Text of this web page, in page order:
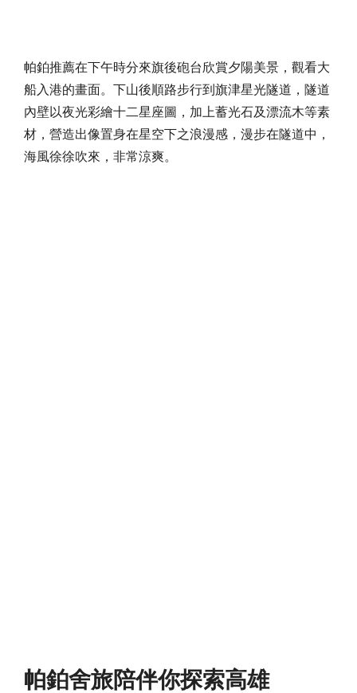
帕鉑推薦在下午時分來旗後砲台欣賞夕陽美景，觀看大
船入港的畫面。下山後順路步行到旗津星光隧道，隧道
內壁以夜光彩繪十二星座圖，加上蓄光石及漂流木等素
材，營造出像置身在星空下之浪漫感，漫步在隧道中，
海風徐徐吹來，非常涼爽。
帕鉑舍旅陪伴你探索高雄